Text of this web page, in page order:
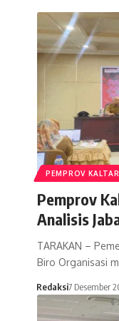
PEMPROV
Pemprov
Analisis
TARAKAN –
Biro Organisasi
Redaksi7 Desember